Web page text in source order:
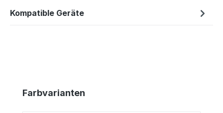
Kompatible Geräte
Produktgalerie überspringen
Farbvarianten